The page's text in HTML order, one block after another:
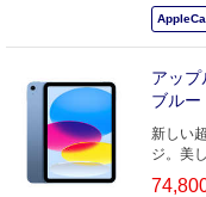
アッ
ブルー
新しい
ジ。美
のデザ